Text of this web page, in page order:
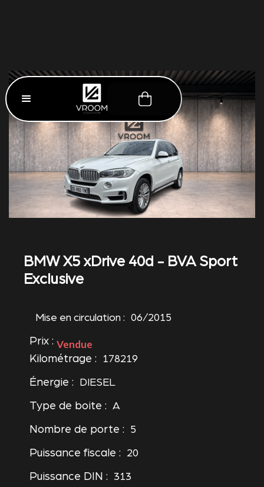
BMW X5 xDrive 40d - BVA Sport
Exclusive
Mise en circulation : 06/2015
Prix : Vendue
Kilométrage : 178219
Énergie : DIESEL
Type de boite : A
Nombre de porte : 5
Puissance fiscale : 20
Puissance DIN : 313